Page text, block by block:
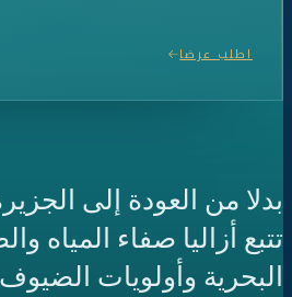
اطلب عرضا
بدلا من العودة إلى
تتبع أزاليا صفاء المياه
البحرية وأولويات